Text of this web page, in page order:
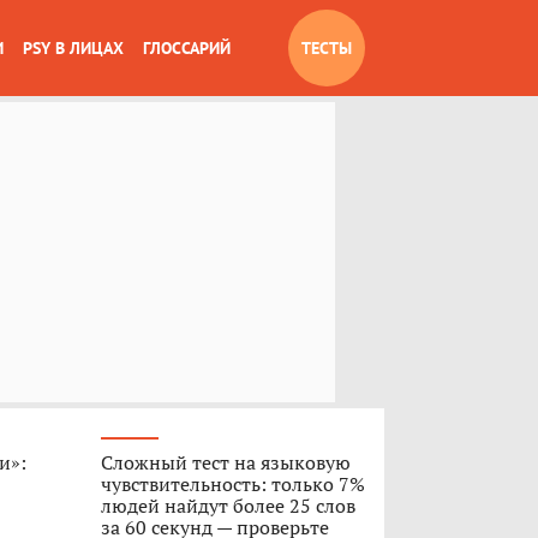
PSY В ЛИЦАХ ГЛОССАРИЙ ТЕСТЫ
Сложный тест на языковую
чувствительность: только 7%
людей найдут более 25 слов
за 60 секунд — проверьте